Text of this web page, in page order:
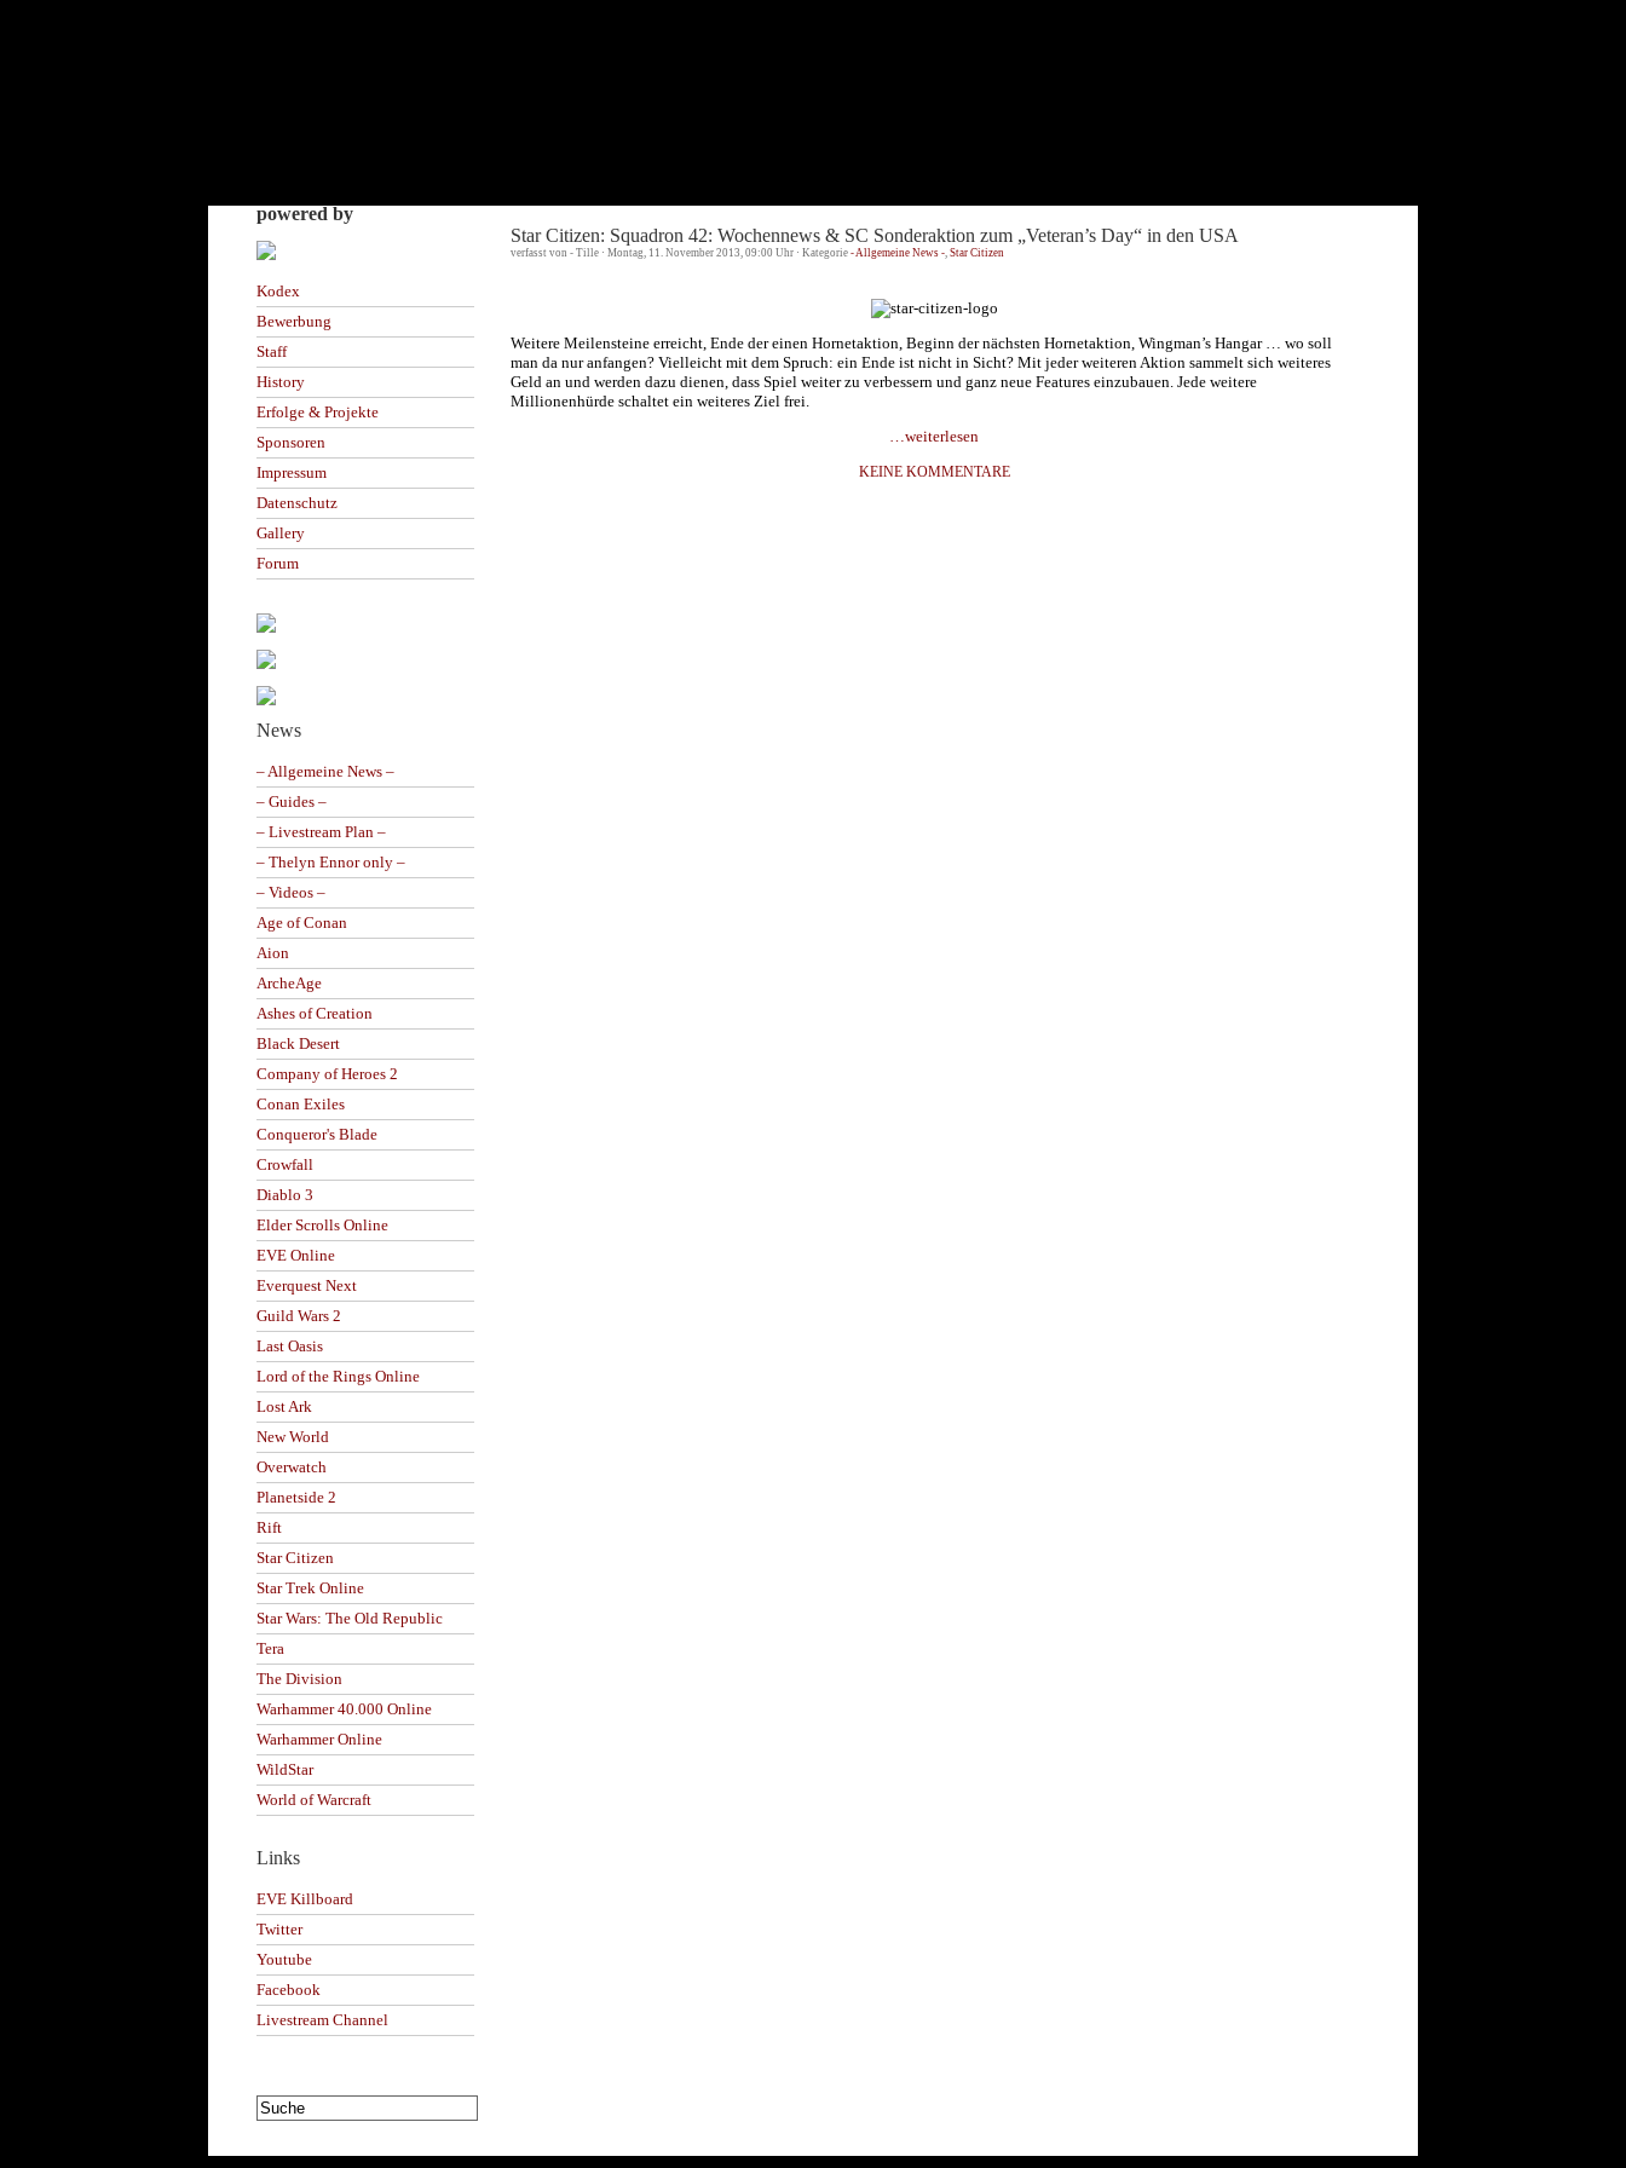
powered by
Kodex
Bewerbung
Staff
History
Erfolge & Projekte
Sponsoren
Impressum
Datenschutz
Gallery
Forum
News
– Allgemeine News –
– Guides –
– Livestream Plan –
– Thelyn Ennor only –
– Videos –
Age of Conan
Aion
ArcheAge
Ashes of Creation
Black Desert
Company of Heroes 2
Conan Exiles
Conqueror's Blade
Crowfall
Diablo 3
Elder Scrolls Online
EVE Online
Everquest Next
Guild Wars 2
Last Oasis
Lord of the Rings Online
Lost Ark
New World
Overwatch
Planetside 2
Rift
Star Citizen
Star Trek Online
Star Wars: The Old Republic
Tera
The Division
Warhammer 40.000 Online
Warhammer Online
WildStar
World of Warcraft
Links
EVE Killboard
Twitter
Youtube
Facebook
Livestream Channel
Star Citizen: Squadron 42: Wochennews & SC Sonderaktion zum „Veteran’s Day“ in den USA
verfasst von - Tille · Montag, 11. November 2013, 09:00 Uhr · Kategorie - Allgemeine News -, Star Citizen
Weitere Meilensteine erreicht, Ende der einen Hornetaktion, Beginn der nächsten Hornetaktion, Wingman’s Hangar … wo soll
man da nur anfangen? Vielleicht mit dem Spruch: ein Ende ist nicht in Sicht? Mit jeder weiteren Aktion sammelt sich weiteres
Geld an und werden dazu dienen, dass Spiel weiter zu verbessern und ganz neue Features einzubauen. Jede weitere
Millionenhürde schaltet ein weiteres Ziel frei.
…weiterlesen
KEINE KOMMENTARE